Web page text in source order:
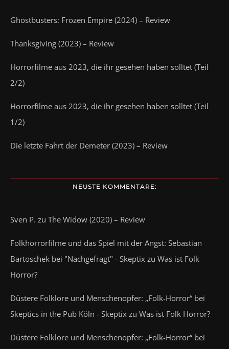
Ghostbusters: Frozen Empire (2024) – Review
Thanksgiving (2023) – Review
Horrorfilme aus 2023, die ihr gesehen haben solltet (Teil
2/2)
Horrorfilme aus 2023, die ihr gesehen haben solltet (Teil
1/2)
Die letzte Fahrt der Demeter (2023) – Review
NEUSTE KOMMENTARE:
Sven P. zu The Widow (2020) – Review
Folkhorrorfilme und das Spiel mit der Angst: Sebastian
Bartoschek bei "Nachgefragt" - Skeptix zu Was ist Folk
Horror?
Düstere Folklore und Menschenopfer: „Folk-Horror“ bei
Skeptics in the Pub Köln - Skeptix zu Was ist Folk Horror?
Düstere Folklore und Menschenopfer: „Folk-Horror“ bei